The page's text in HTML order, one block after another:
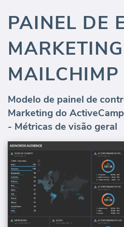
PAINEL DE
MAILCHIMP
Modelo de painel de
Marketing do
- Métricas de visão geral